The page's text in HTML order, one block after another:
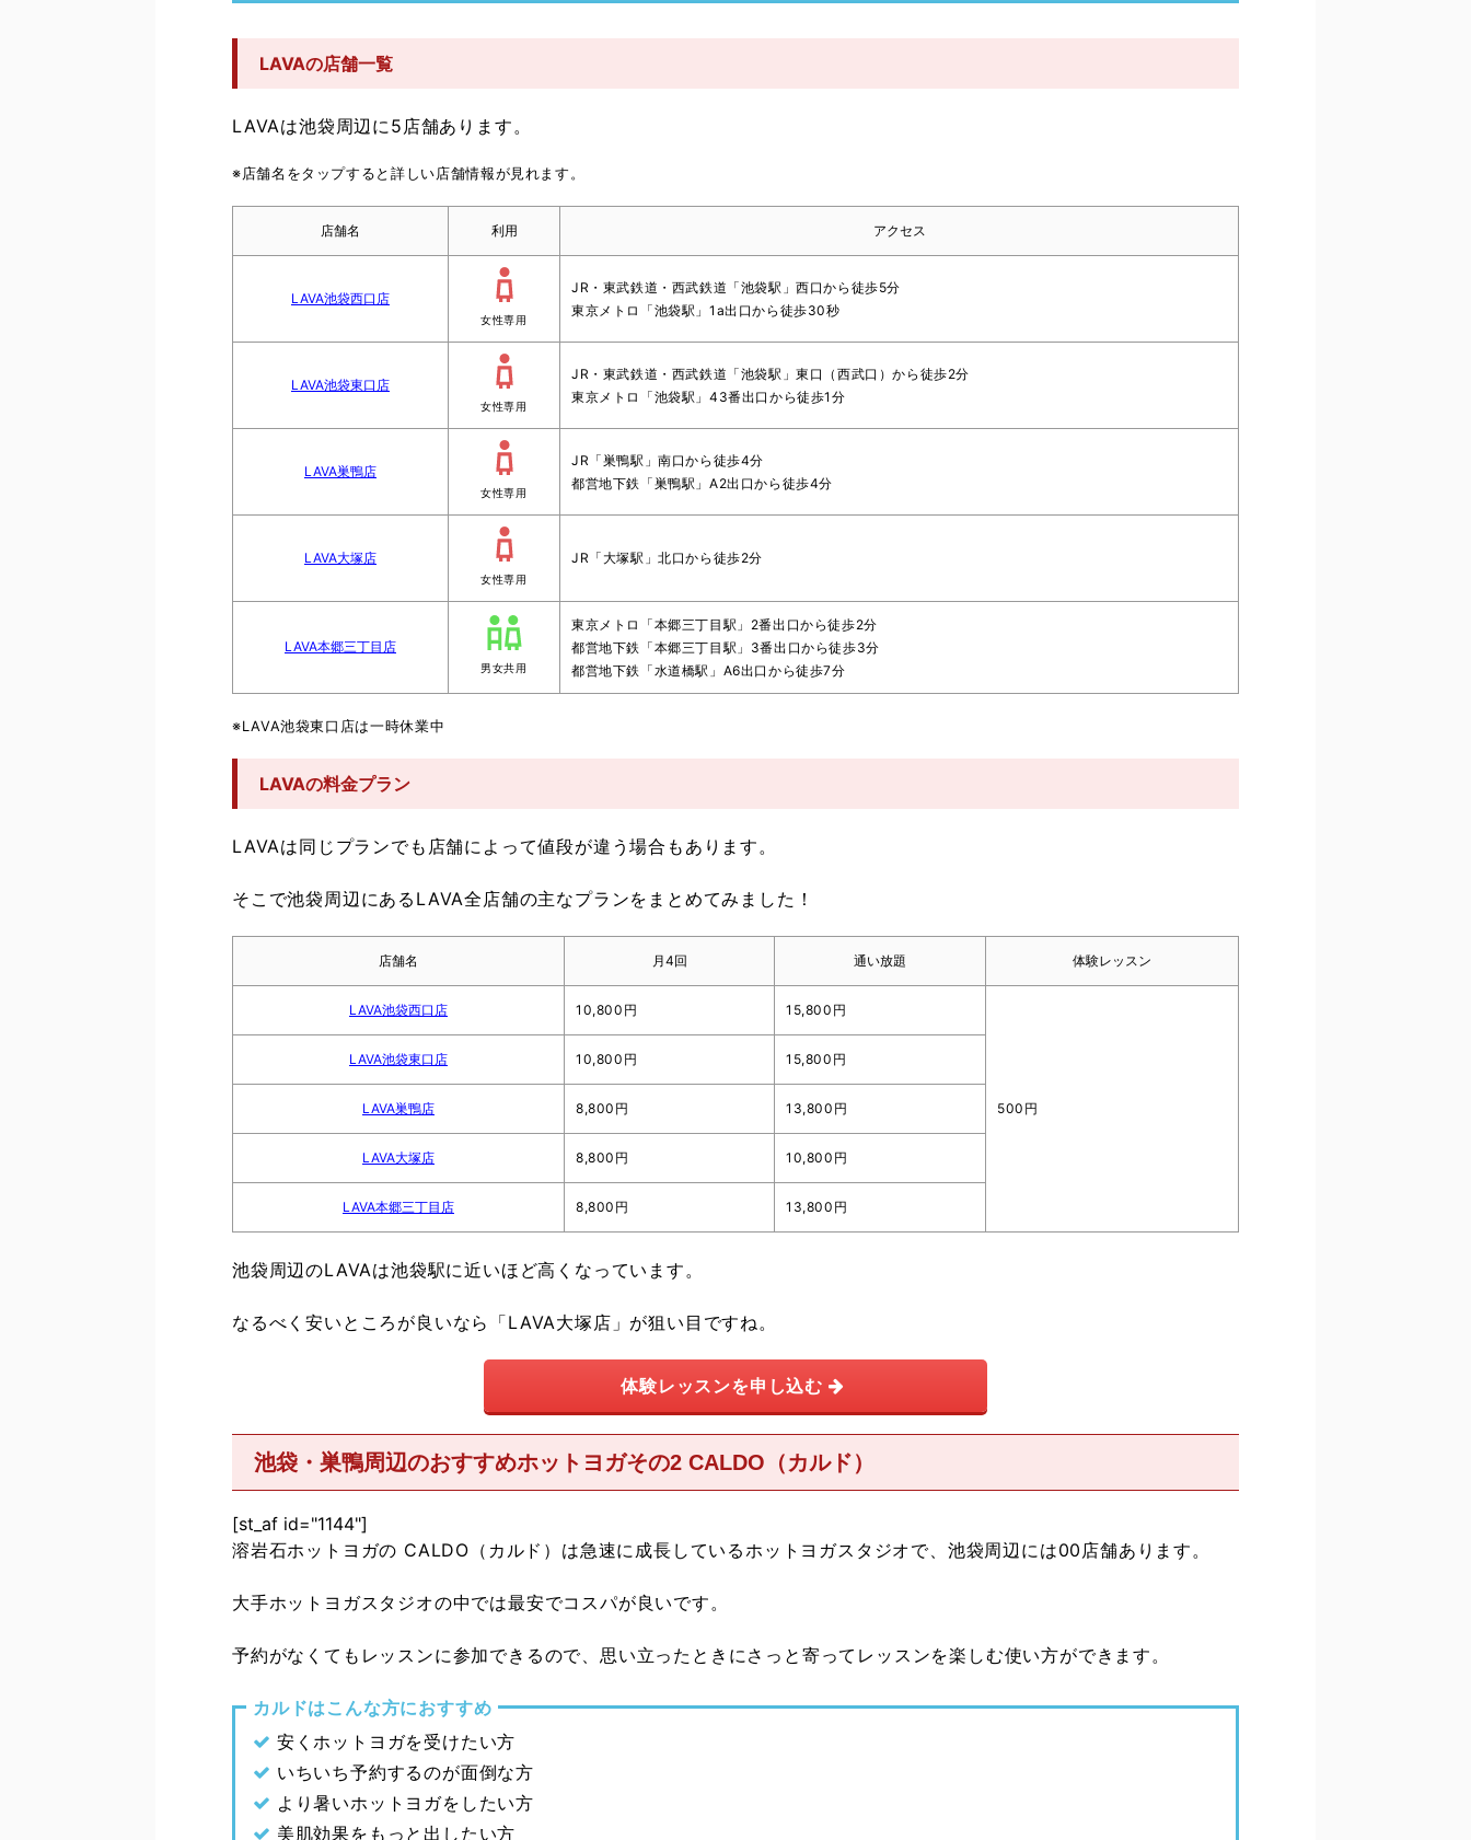
LAVAの店舗一覧
LAVAは池袋周辺に5店舗あります。
※店舗名をタップすると詳しい店舗情報が見れます。
店舗名 利用 アクセス
LAVA池袋西口店
女性専用
JR・東武鉄道・西武鉄道「池袋駅」西口から徒歩5分
東京メトロ「池袋駅」1a出口から徒歩30秒
LAVA池袋東口店
女性専用
JR・東武鉄道・西武鉄道「池袋駅」東口（西武口）から徒歩2分
東京メトロ「池袋駅」43番出口から徒歩1分
LAVA巣鴨店
女性専用
JR「巣鴨駅」南口から徒歩4分
都営地下鉄「巣鴨駅」A2出口から徒歩4分
LAVA大塚店
女性専用
JR「大塚駅」北口から徒歩2分
LAVA本郷三丁目店
男女共用
東京メトロ「本郷三丁目駅」2番出口から徒歩2分
都営地下鉄「本郷三丁目駅」3番出口から徒歩3分
都営地下鉄「水道橋駅」A6出口から徒歩7分
※LAVA池袋東口店は一時休業中
LAVAの料金プラン
LAVAは同じプランでも店舗によって値段が違う場合もあります。
そこで池袋周辺にあるLAVA全店舗の主なプランをまとめてみました！
店舗名 月4回 通い放題 体験レッスン
LAVA池袋西口店 10,800円 15,800円
500円
LAVA池袋東口店 10,800円 15,800円
LAVA巣鴨店 8,800円 13,800円
LAVA大塚店 8,800円 10,800円
LAVA本郷三丁目店 8,800円 13,800円
池袋周辺のLAVAは池袋駅に近いほど高くなっています。
なるべく安いところが良いなら「LAVA大塚店」が狙い目ですね。
体験レッスンを申し込む
池袋・巣鴨周辺のおすすめホットヨガその2 CALDO（カルド）
[st_af id="1144"]
溶岩石ホットヨガの CALDO（カルド）は急速に成長しているホットヨガスタジオで、池袋周辺には00店舗あります。
大手ホットヨガスタジオの中では最安でコスパが良いです。
予約がなくてもレッスンに参加できるので、思い立ったときにさっと寄ってレッスンを楽しむ使い方ができます。
カルドはこんな方におすすめ
安くホットヨガを受けたい方
いちいち予約するのが面倒な方
より暑いホットヨガをしたい方
美肌効果をもっと出したい方